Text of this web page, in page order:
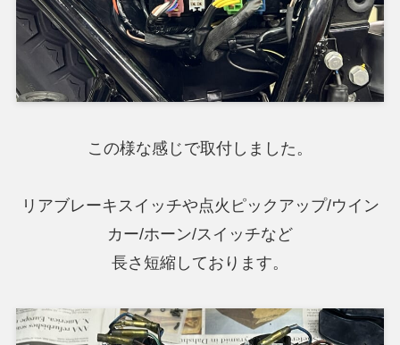
この様な感じで取付しました。
リアブレーキスイッチや点火ピックアップ/ウイン
カー/ホーン/スイッチなど
長さ短縮しております。